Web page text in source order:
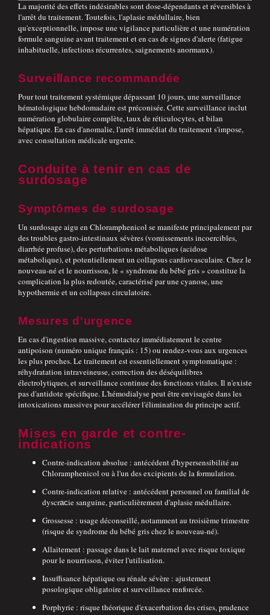
La majorité des effets indésirables sont dose-dépendants et réversibles à
l'arrêt du traitement. Toutefois, l'aplasie médullaire, bien
qu'exceptionnelle, impose une vigilance particulière et une numération
formule sanguine avant traitement et en cas de signes d'alerte (fatigue
inhabituelle, infections récurrentes, saignements anormaux).
Surveillance recommandée
Pour tout traitement systémique dépassant 10 jours, une surveillance
hématologique hebdomadaire est préconisée. Cette surveillance inclut
numération globulaire complète, taux de réticulocytes, et bilan
hépatique. En cas d'anomalie, l'arrêt immédiat du traitement s'impose,
avec consultation médicale urgente.
Conduite à tenir en cas de
surdosage
Symptômes de surdosage
Un surdosage aigu en Chloramphenicol se manifeste principalement par
des troubles gastro-intestinaux sévères (vomissements incoercibles,
diarrhée profuse), des perturbations métaboliques (acidose
métabolique), et potentiellement un collapsus cardiovasculaire. Chez le
nouveau-né et le nourrisson, le « syndrome du bébé gris » constitue la
complication la plus redoutée, caractérisé par une cyanose, une
hypothermie et un collapsus circulatoire.
Mesures d'urgence
En cas d'ingestion massive, contactez immédiatement le centre
antipoison (numéro unique français : 15) ou rendez-vous aux urgences
les plus proches. Le traitement est essentiellement symptomatique :
réhydratation intraveineuse, correction des déséquilibres
électrolytiques, et surveillance continue des fonctions vitales. Il n'existe
pas d'antidote spécifique. L'hémodialyse peut être envisagée dans les
intoxications massives pour accélérer l'élimination du principe actif.
Mises en garde et contre-
indications
Contre-indication absolue : antécédent d'hypersensibilité au
Chloramphenicol ou à l'un des excipients de la formulation.
Contre-indication relative : antécédent personnel ou familial de
dyscrасie sanguine, particulièrement d'aplasie médullaire.
Grossesse : usage déconseillé, notamment au troisième trimestre
(risque de syndrome du bébé gris chez le nouveau-né).
Allaitement : passage dans le lait maternel avec risque toxique
pour le nourrisson, éviter l'utilisation.
Insuffisance hépatique ou rénale sévère : ajustement
posologique obligatoire et surveillance renforcée.
Porphyrie : risque théorique d'exacerbation des crises, prudence